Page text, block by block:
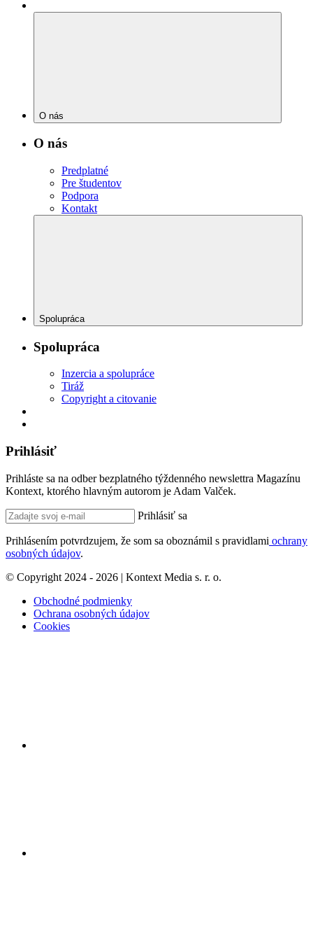
O nás
O nás
Predplatné
Pre študentov
Podpora
Kontakt
Spolupráca
Spolupráca
Inzercia a spolupráce
Tiráž
Copyright a citovanie
Prihlásiť
Prihláste sa na odber bezplatného týždenného newslettra Magazínu
Kontext, ktorého hlavným autorom je Adam Valček.
Prihlásiť sa
Prihlásením potvrdzujem, že som sa oboznámil s pravidlami ochrany
osobných údajov.
© Copyright 2024 - 2026 | Kontext Media s. r. o.
Obchodné podmienky
Ochrana osobných údajov
Cookies